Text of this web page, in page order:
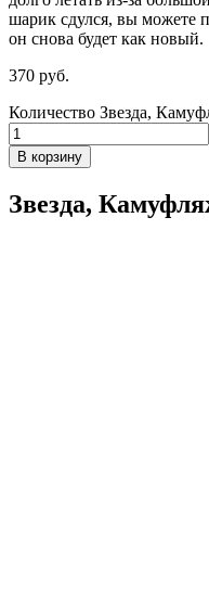
шарик сдулся, вы можете
он снова будет как новый.
370 руб.
Количество Звезда,
В корзину
Звезда,